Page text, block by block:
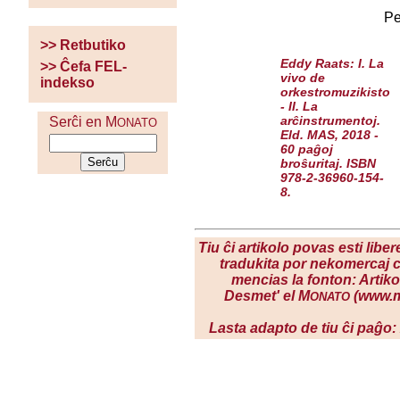
>> Retbutiko
>> Ĉefa FEL-
indekso
Serĉi en MONATO
Eddy Raats: I. La
vivo de
orkestromuzikisto
- II. La
arĉinstrumentoj.
Eld. MAS, 2018 -
60 paĝoj
broŝuritaj. ISBN
978-2-36960-154-
8.
Tiu ĉi artikolo povas esti
tradukita por nekomercaj
mencias la fonton:
Desmet' el MONATO
Lasta adapto de tiu ĉi paĝo: